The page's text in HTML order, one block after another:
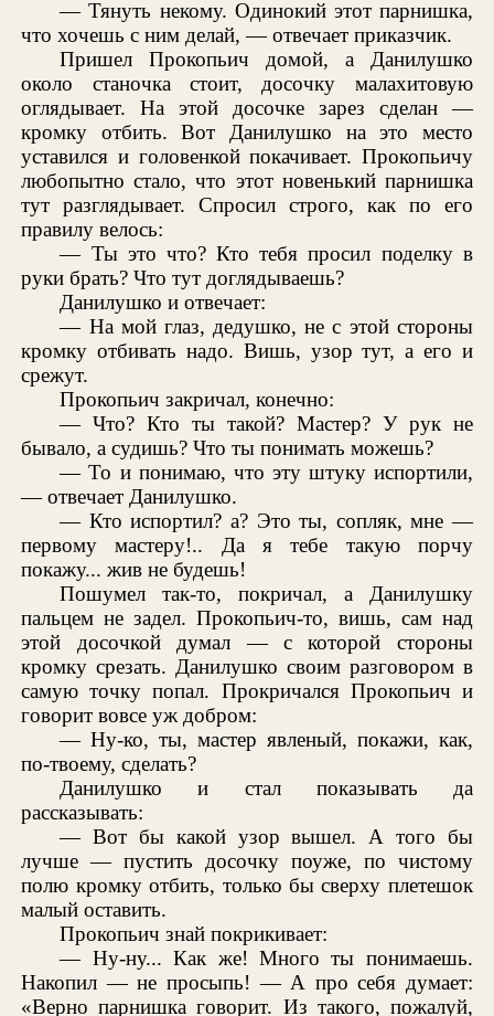
— Тянуть некому. Одинокий этот парнишка,
что хочешь с ним делай, — отвечает приказчик.
Пришел Прокопьич домой, а Данилушко
около станочка стоит, досочку малахитовую
оглядывает. На этой досочке зарез сделан —
кромку отбить. Вот Данилушко на это место
уставился и головенкой покачивает. Прокопьичу
любопытно стало, что этот новенький парнишка
тут разглядывает. Спросил строго, как по его
правилу велось:
— Ты это что? Кто тебя просил поделку в
руки брать? Что тут доглядываешь?
Данилушко и отвечает:
— На мой глаз, дедушко, не с этой стороны
кромку отбивать надо. Вишь, узор тут, а его и
срежут.
Прокопьич закричал, конечно:
— Что? Кто ты такой? Мастер? У рук не
бывало, а судишь? Что ты понимать можешь?
— То и понимаю, что эту штуку испортили,
— отвечает Данилушко.
— Кто испортил? а? Это ты, сопляк, мне —
первому мастеру!.. Да я тебе такую порчу
покажу... жив не будешь!
Пошумел так-то, покричал, а Данилушку
пальцем не задел. Прокопьич-то, вишь, сам над
этой досочкой думал — с которой стороны
кромку срезать. Данилушко своим разговором в
самую точку попал. Прокричался Прокопьич и
говорит вовсе уж добром:
— Ну-ко, ты, мастер явленый, покажи, как,
по-твоему, сделать?
Данилушко и стал показывать да
рассказывать:
— Вот бы какой узор вышел. А того бы
лучше — пустить досочку поуже, по чистому
полю кромку отбить, только бы сверху плетешок
малый оставить.
Прокопьич знай покрикивает:
— Ну-ну... Как же! Много ты понимаешь.
Накопил — не просыпь! — А про себя думает:
«Верно парнишка говорит. Из такого, пожалуй,